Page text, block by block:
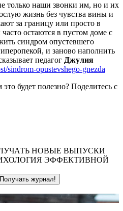
только наши звонки им, но и их
жизнь без чувства вины и
за границу или просто в
остаются в пустом доме с
синдром опустевшего
и заново наполнить
педагог Джулия
sindrom-opustevshego-gnezda
будет полезно? Поделитесь с
НОВЫЕ ВЫПУСКИ
ЭФФЕКТИВНОЙ
Получать журнал!